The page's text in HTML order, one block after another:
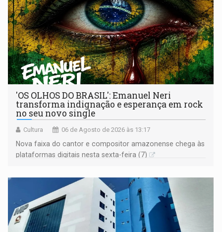
'OS OLHOS DO BRASIL': Emanuel Neri
transforma indignação e esperança em rock
no seu novo single
Cultura 06 de Agosto de 2026 às 13:17
Nova faixa do cantor e compositor amazonense chega às
plataformas digitais nesta sexta-feira (7)